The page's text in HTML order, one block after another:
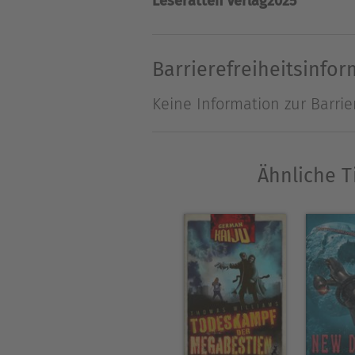
Torsten Scheib, geboren
Laymon. Seit 2002 schreibt
Keine Information zur
Ähnliche